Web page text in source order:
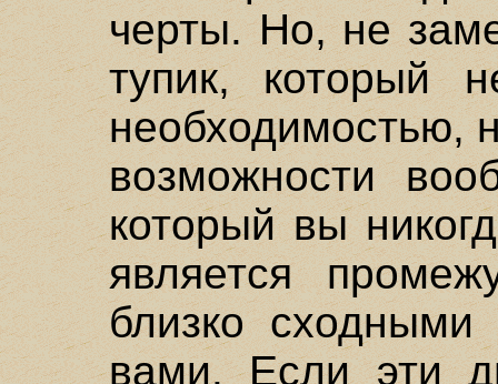
черты. Но, не
тупик, который
необходимостью,
возможности
который вы
является
близко
вами. Если эти